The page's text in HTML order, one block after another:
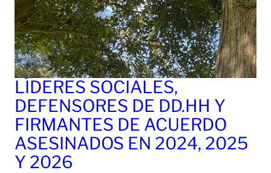
LÍDERES SOCIALES,
DEFENSORES DE DD.HH Y
FIRMANTES DE ACUERDO
ASESINADOS EN 2024, 2025
Y 2026